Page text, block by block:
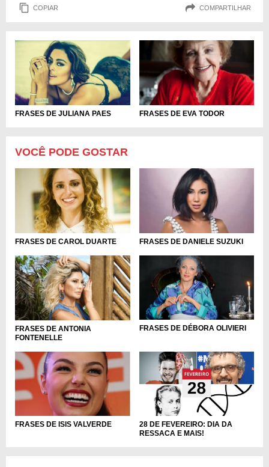
COPIAR COMPARTILHAR
FRASES DE JULIANA PAES FRASES DE EVA TODOR
VOCÊ PODE GOSTAR
FRASES DE CAROL DUARTE FRASES DE DANIELE SUZUKI
FRASES DE ANTONIA
FONTENELLE
FRASES DE DÉBORA OLIVIERI
FRASES DE ISIS VALVERDE
28 DE FEVEREIRO: DIA DA
RESSACA E MAIS!